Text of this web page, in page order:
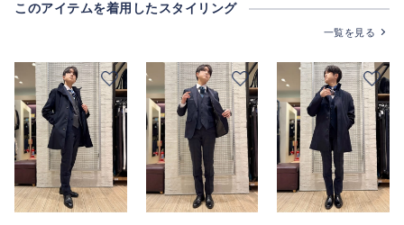
このアイテムを着用したスタイリング
一覧を見る